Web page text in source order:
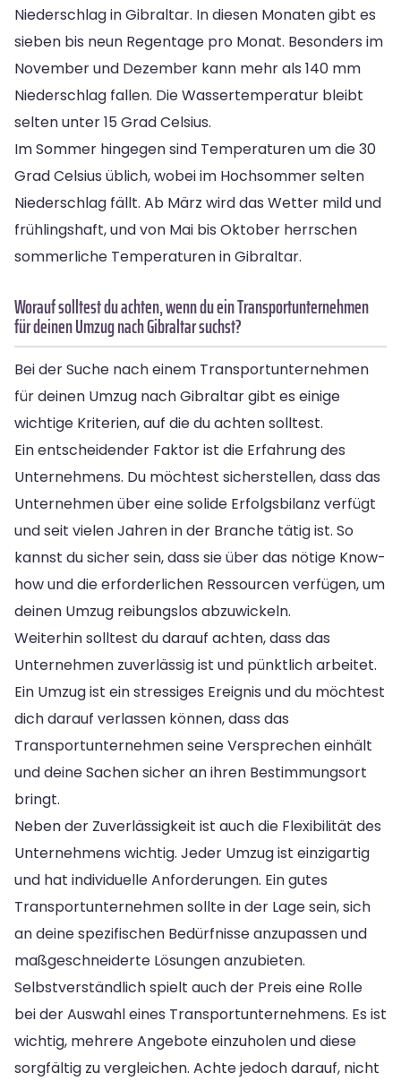
Niederschlag in Gibraltar. In diesen Monaten gibt es
sieben bis neun Regentage pro Monat. Besonders im
November und Dezember kann mehr als 140 mm
Niederschlag fallen. Die Wassertemperatur bleibt
selten unter 15 Grad Celsius.
Im Sommer hingegen sind Temperaturen um die 30
Grad Celsius üblich, wobei im Hochsommer selten
Niederschlag fällt. Ab März wird das Wetter mild und
frühlingshaft, und von Mai bis Oktober herrschen
sommerliche Temperaturen in Gibraltar.
Worauf solltest du achten, wenn du ein Transportunternehmen
für deinen Umzug nach Gibraltar suchst?
Bei der Suche nach einem Transportunternehmen
für deinen Umzug nach Gibraltar gibt es einige
wichtige Kriterien, auf die du achten solltest.
Ein entscheidender Faktor ist die Erfahrung des
Unternehmens. Du möchtest sicherstellen, dass das
Unternehmen über eine solide Erfolgsbilanz verfügt
und seit vielen Jahren in der Branche tätig ist. So
kannst du sicher sein, dass sie über das nötige Know-
how und die erforderlichen Ressourcen verfügen, um
deinen Umzug reibungslos abzuwickeln.
Weiterhin solltest du darauf achten, dass das
Unternehmen zuverlässig ist und pünktlich arbeitet.
Ein Umzug ist ein stressiges Ereignis und du möchtest
dich darauf verlassen können, dass das
Transportunternehmen seine Versprechen einhält
und deine Sachen sicher an ihren Bestimmungsort
bringt.
Neben der Zuverlässigkeit ist auch die Flexibilität des
Unternehmens wichtig. Jeder Umzug ist einzigartig
und hat individuelle Anforderungen. Ein gutes
Transportunternehmen sollte in der Lage sein, sich
an deine spezifischen Bedürfnisse anzupassen und
maßgeschneiderte Lösungen anzubieten.
Selbstverständlich spielt auch der Preis eine Rolle
bei der Auswahl eines Transportunternehmens. Es ist
wichtig, mehrere Angebote einzuholen und diese
sorgfältig zu vergleichen. Achte jedoch darauf, nicht